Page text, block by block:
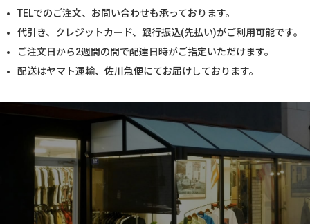
TELでのご注文、お問い合わせも承っております。
代引き、クレジットカード、銀行振込(先払い)がご利用可能です。
ご注文日から2週間の間で配達日時がご指定いただけます。
配送はヤマト運輸、佐川急便にてお届けしております。